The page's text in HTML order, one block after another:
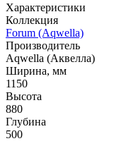
Характеристики
Коллекция
Forum (Aqwella)
Производитель
Aqwella (Аквелла)
Ширина, мм
1150
Высота
880
Глубина
500